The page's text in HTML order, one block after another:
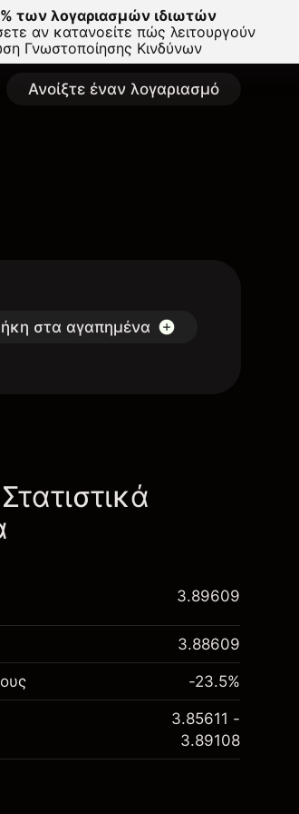
των λογαριασμών ιδιωτών
αν κατανοείτε πώς λειτουργούν
Γνωστοποίησης Κινδύνων
Ανοίξτε έναν λογαριασμό
στα αγαπημένα
3.89609
3.88609
-23.5%
3.85611 -
3.89108